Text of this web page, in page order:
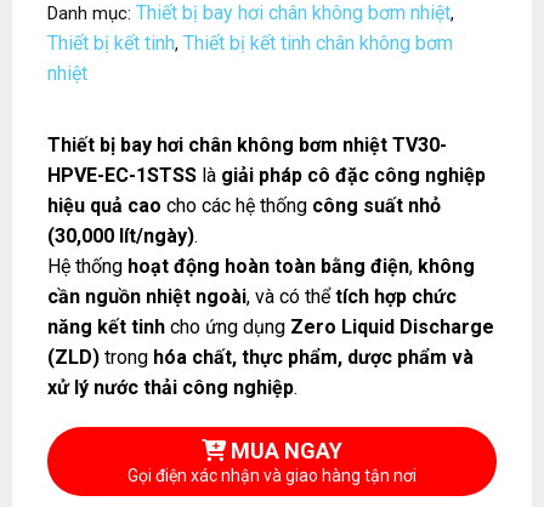
Danh mục:Thiết bị bay hơi chân không bơm nhiệt,
Thiết bị kết tinh,Thiết bị kết tinh chân không bơm
nhiệt
Thiết bị bay hơi chân không bơm nhiệt TV30-
HPVE-EC-1STSS là giải pháp cô đặc công nghiệp
hiệu quả cao cho các hệ thống công suất nhỏ
(30,000 lít/ngày).
Hệ thống hoạt động hoàn toàn bằng điện, không
cần nguồn nhiệt ngoài, và có thểtích hợp chức
năng kết tinh cho ứng dụng Zero Liquid Discharge
(ZLD) trong hóa chất, thực phẩm, dược phẩm và
xử lý nước thải công nghiệp.
MUA NGAY
Gọi điện xác nhận và giao hàng tận nơi